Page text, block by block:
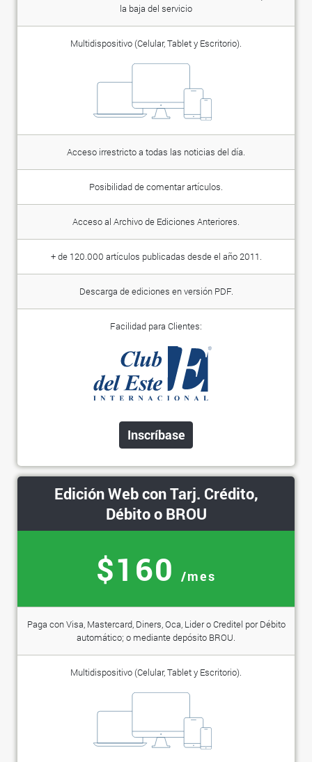
la baja del servicio
Multidispositivo (Celular, Tablet y Escritorio).
Acceso irrestricto a todas las noticias del día.
Posibilidad de comentar artículos.
Acceso al Archivo de Ediciones Anteriores.
+ de 120.000 artículos publicadas desde el año 2011.
Descarga de ediciones en versión PDF.
Facilidad para Clientes:
Inscríbase
Edición Web con Tarj. Crédito,
Débito o BROU
$160 /mes
Paga con Visa, Mastercard, Diners, Oca, Lider o Creditel por Débito
automático; o mediante depósito BROU.
Multidispositivo (Celular, Tablet y Escritorio).